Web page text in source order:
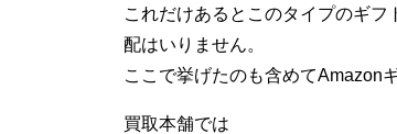
これだけあるとこのタイプのギ
配はいりません。
ここで挙げたのも含めてAmazon
買取本舗では